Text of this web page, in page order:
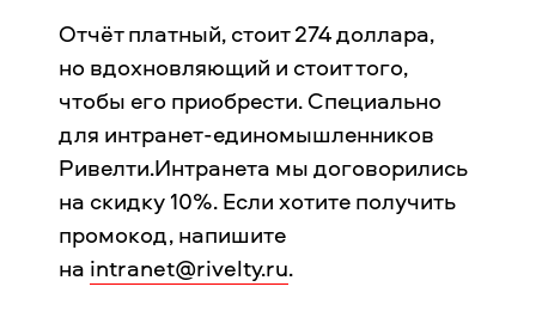
Отчёт платный, стоит 274 доллара,
но вдохновляющий и стоит того,
чтобы его приобрести. Специально
для интранет-единомышленников
Ривелти.Интранета мы договорились
на скидку 10%. Если хотите получить
промокод, напишите
на intranet@rivelty.ru.